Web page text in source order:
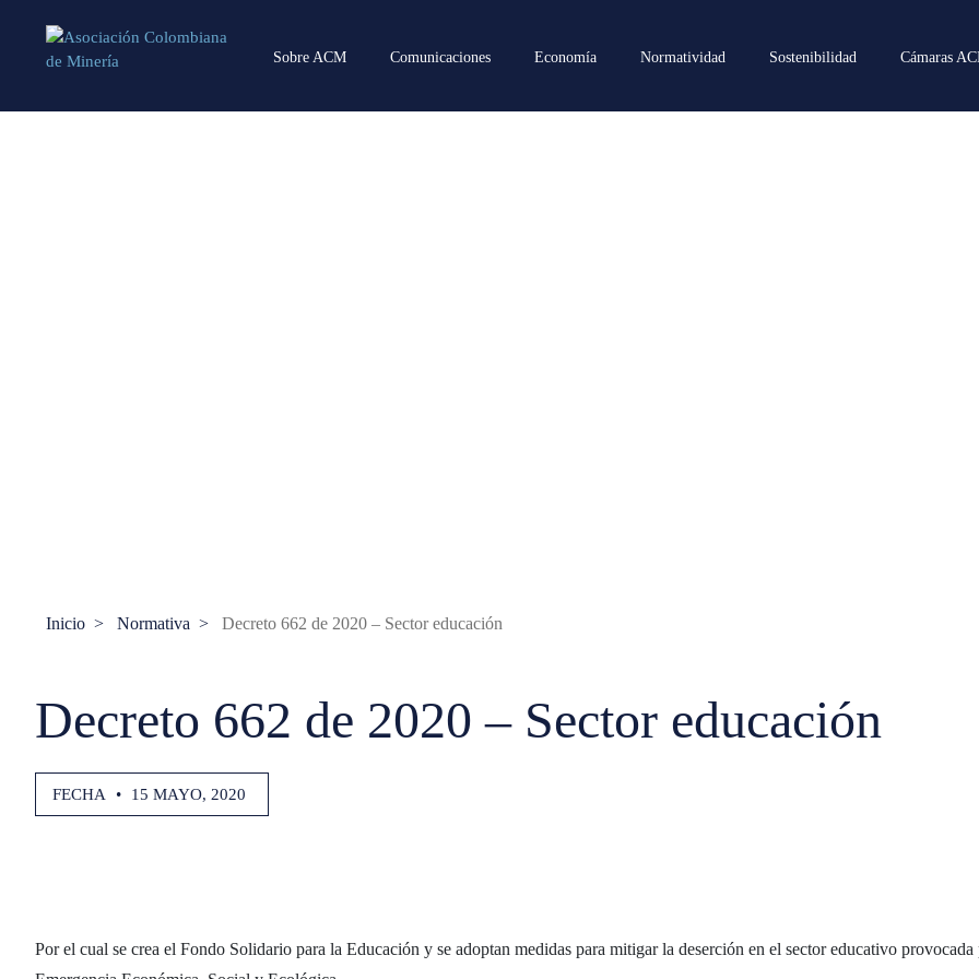
Sobre ACM Comunicaciones Economía Normatividad Sostenibilidad Cámaras
Inicio Normativa Decreto 662 de 2020 – Sector educación
Decreto 662 de 2020 – Sector educación
FECHA • 15 MAYO, 2020
Por el cual se crea el Fondo Solidario para la Educación y se adoptan medidas para mitigar la deserción en el sector educativo